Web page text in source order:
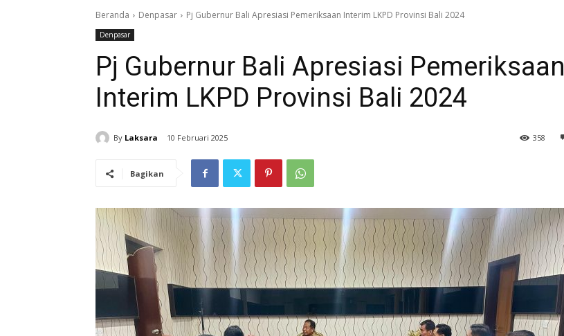
Beranda Denpasar Pj Gubernur Bali Apresiasi Pemeriksaan Interim LKPD Provinsi Bali 2024
Denpasar
Pj Gubernur Bali Apresiasi Pemeriksaan
Interim LKPD Provinsi Bali 2024
By Laksara 10 Februari 2025 358
Bagikan